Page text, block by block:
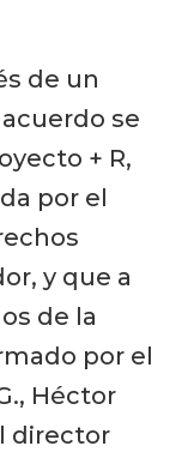
de un
se
+ R,
por el
y que a
de la
por el
Héctor
director